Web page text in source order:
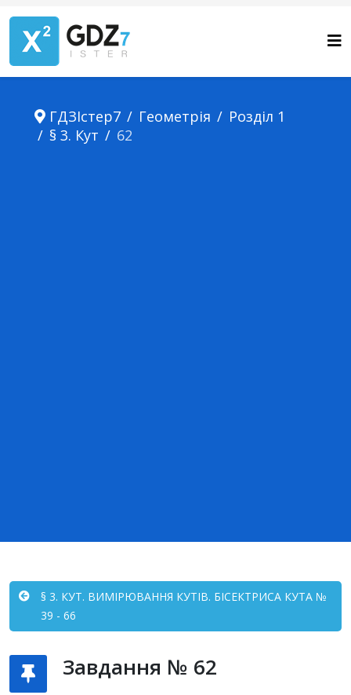
ГДЗІстер7 Геометрія
Розділ 1
§ 3. Кут
62
§ 3. КУТ. ВИМІРЮВАННЯ КУТІВ. БІСЕКТРИСА КУТА №
39 - 66
Завдання № 62